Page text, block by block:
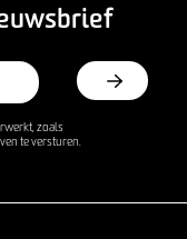
zoals
te versturen.